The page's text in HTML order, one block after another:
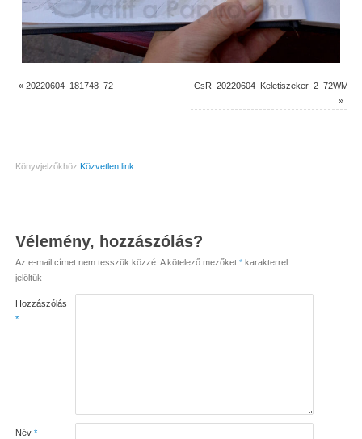
« 20220604_181748_72
CsR_20220604_Keletiszeker_2_72WM
»
Könyvjelzőkhöz Közvetlen link
Vélemény, hozzászólás?
Az e-mail címet nem tesszük közzé. A kötelező mezőket *karakterrel
jelöltük
Hozzászólás
*
Név *